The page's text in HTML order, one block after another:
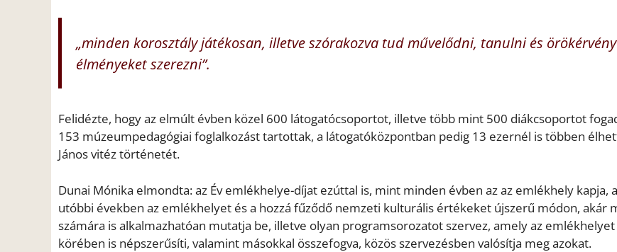
„minden korosztály játékosan, illetve szórakozva tud művelődni, tanulni és
élményeket szerezni”.
Felidézte, hogy az elmúlt évben közel 600 látogatócsoportot, illetve több mint 500 diákcsoportot
153 múzeumpedagógiai foglalkozást tartottak, a látogatóközpontban pedig 13 ezernél is többen
János vitéz történetét.
Dunai Mónika elmondta: az Év emlékhelye-díjat ezúttal is, mint minden évben az az emlékhely kapja,
utóbbi években az emlékhelyet és a hozzá fűződő nemzeti kulturális értékeket újszerű módon, akár
számára is alkalmazhatóan mutatja be, illetve olyan programsorozatot szervez, amely az
körében is népszerűsíti, valamint másokkal összefogva, közös szervezésben valósítja meg azokat.